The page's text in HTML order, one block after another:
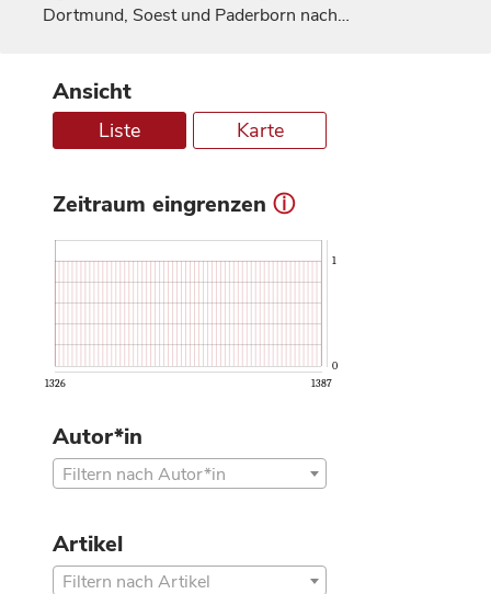
Dortmund, Soest und Paderborn nach…
Ansicht
Liste Karte
Zeitraum eingrenzen ⓘ
1326 1387
0
1
Autor*in
Filtern nach Autor*in
Artikel
Filtern nach Artikel